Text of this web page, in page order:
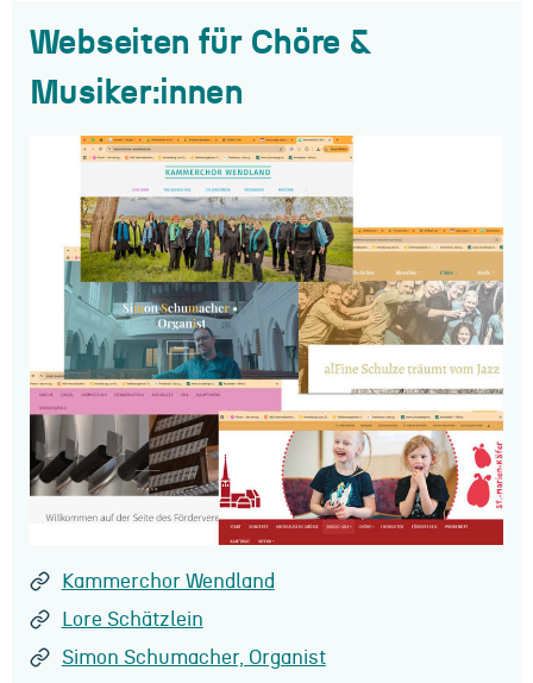
Webseiten für Chöre &
Musiker:innen
Kammerchor Wendland
Lore Schätzlein
Simon Schumacher, Organist